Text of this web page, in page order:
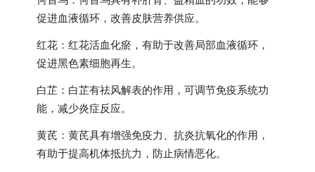
促进血液循环，改善皮肤营养供应。
红花：红花活血化瘀，有助于改善局部血液循环，
促进黑色素细胞再生。
白芷：白芷有祛风解表的作用，可调节免疫系统功
能，减少炎症反应。
黄芪：黄芪具有增强免疫力、抗炎抗氧化的作用，
有助于提高机体抵抗力，防止病情恶化。